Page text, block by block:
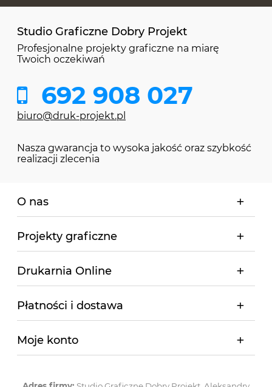
Studio Graficzne Dobry Projekt
Profesjonalne projekty graficzne na miarę
Twoich oczekiwań
692 908 027
biuro@druk-projekt.pl
Nasza gwarancja to wysoka jakość oraz szybkość
realizacji zlecenia
O nas
Projekty graficzne
Drukarnia Online
Płatności i dostawa
Moje konto